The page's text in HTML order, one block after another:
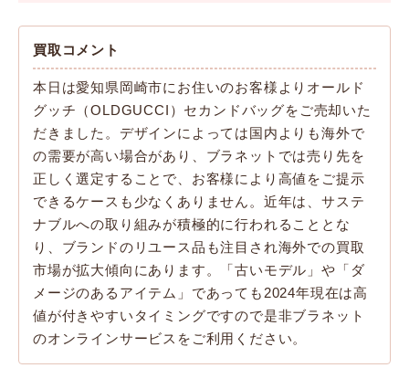
買取コメント
本日は愛知県岡崎市にお住いのお客様よりオールド
グッチ（OLDGUCCI）セカンドバッグをご売却いた
だきました。デザインによっては国内よりも海外で
の需要が高い場合があり、ブラネットでは売り先を
正しく選定することで、お客様により高値をご提示
できるケースも少なくありません。近年は、サステ
ナブルへの取り組みが積極的に行われることとな
り、ブランドのリユース品も注目され海外での買取
市場が拡大傾向にあります。「古いモデル」や「ダ
メージのあるアイテム」であっても2024年現在は高
値が付きやすいタイミングですので是非ブラネット
のオンラインサービスをご利用ください。